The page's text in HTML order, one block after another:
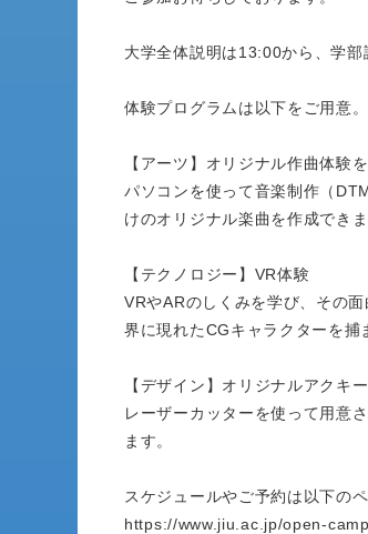
大学全体説明は13:00から、学部
体験プログラムは以下をご用意
【アーツ】オリジナル作曲体験
パソコンを使って音楽制作（
けのオリジナル楽曲を作成でき
【テクノロジー】VR体験
VRやARのしくみを学び、その
界に現れたCGキャラクターを捕
【デザイン】オリジナルアクキ
レーザーカッターを使って用意
ます。
スケジュールやご予約は以下の
https://www.jiu.ac.jp/open-